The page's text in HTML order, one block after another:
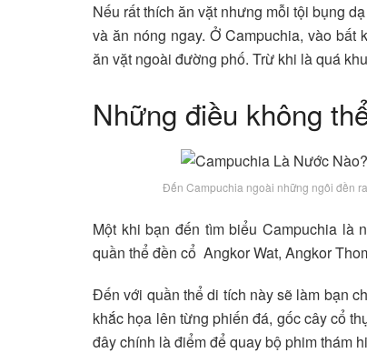
Nếu rất thích ăn vặt nhưng mỗi tội bụng
và ăn nóng ngay. Ở Campuchia, vào
ăn vặt ngoài đường phố. Trừ khi là quá
Những điều không
Đến Campuchia ngoài những ngôi đền
Một khi bạn đến tìm biểu Campuchia là
quần thể đền cổ Angkor Wat, Angkor
Đến với quần thể di tích này sẽ làm bạn
khắc họa lên từng phiến đá, gốc cây cổ
đây chính là điểm để quay bộ phim thám